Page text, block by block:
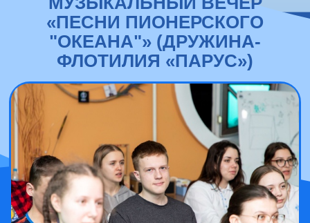
«ПЕСНИ ПИОНЕРСКОГО
"ОКЕАНА"» (ДРУЖИНА-
ФЛОТИЛИЯ «ПАРУС»)